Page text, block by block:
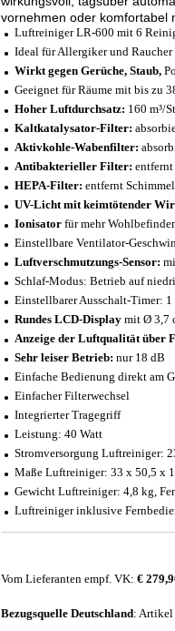
vornehmen oder komfortabel
Luftreiniger LR-600 mit 6
Ideal für Allergiker und Raucher
Wirkt gegen Gerüche, Staub,
Geeignet für Räume mit bis zu
Hoher Luftdurchsatz: 160 m³/
Kaltkatalysator-Filter:
Aktivkohle-Wabenfilter:
Antibakterieller Filter:
HEPA-Filter: entfernt
UV-Licht mit keimtötender
Ionisator für mehr
Einstellbare Ventilator-
Luftverschmutzungs-Sensor:
Schlaf-Modus: Betrieb auf
Einstellbarer Ausschalt-Timer: 1
Rundes LCD-Display mit Ø 3,7
Anzeige der Luftqualität über
Sehr leiser Betrieb: nur 18 dB
Einfache Bedienung direkt am
Einfacher Filterwechsel
Integrierter Tragegriff
Leistung: 40 Watt
Stromversorgung Luftreiniger:
Maße Luftreiniger: 33 x 50,5 x
Gewicht Luftreiniger: 4,8 kg,
Luftreiniger inklusive
Vom Lieferanten empf. VK: €
Bezugsquelle Deutschland: Artikel